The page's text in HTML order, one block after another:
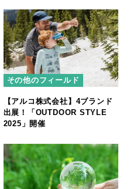
その他のフィールド
【アルコ株式会社】4ブランド
出展！「OUTDOOR STYLE
2025」開催